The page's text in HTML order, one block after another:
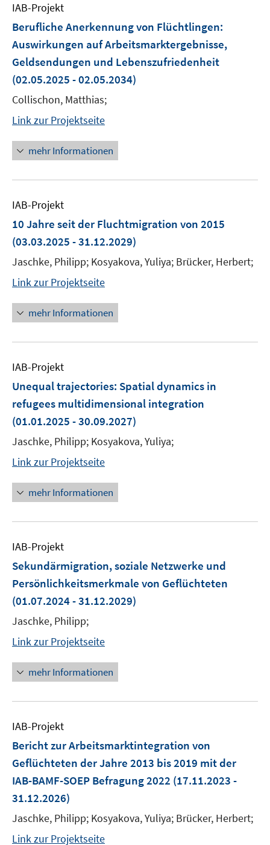
IAB-Projekt
Berufliche Anerkennung von Flüchtlingen:
Auswirkungen auf Arbeitsmarktergebnisse,
Geldsendungen und Lebenszufriedenheit
(02.05.2025 - 02.05.2034)
Collischon, Matthias;
Link zur Projektseite
mehr Informationen
IAB-Projekt
10 Jahre seit der Fluchtmigration von 2015
(03.03.2025 - 31.12.2029)
Jaschke, Philipp; Kosyakova, Yuliya; Brücker, Herbert;
Link zur Projektseite
mehr Informationen
IAB-Projekt
Unequal trajectories: Spatial dynamics in
refugees multidimensional integration
(01.01.2025 - 30.09.2027)
Jaschke, Philipp; Kosyakova, Yuliya;
Link zur Projektseite
mehr Informationen
IAB-Projekt
Sekundärmigration, soziale Netzwerke und
Persönlichkeitsmerkmale von Geflüchteten
(01.07.2024 - 31.12.2029)
Jaschke, Philipp;
Link zur Projektseite
mehr Informationen
IAB-Projekt
Bericht zur Arbeitsmarktintegration von
Geflüchteten der Jahre 2013 bis 2019 mit der
IAB-BAMF-SOEP Befragung 2022 (17.11.2023 -
31.12.2026)
Jaschke, Philipp; Kosyakova, Yuliya; Brücker, Herbert;
Link zur Projektseite